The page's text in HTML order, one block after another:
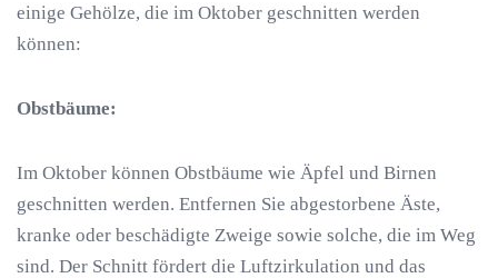
einige Gehölze, die im Oktober geschnitten werden
können:
Obstbäume:
Im Oktober können Obstbäume wie Äpfel und Birnen
geschnitten werden. Entfernen Sie abgestorbene Äste,
kranke oder beschädigte Zweige sowie solche, die im Weg
sind. Der Schnitt fördert die Luftzirkulation und das